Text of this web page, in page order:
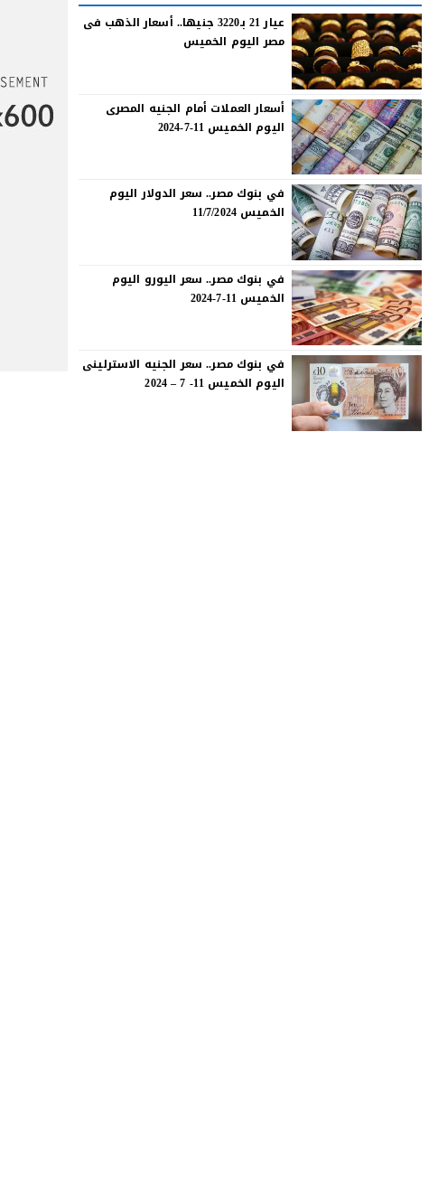
عيار 21 بـ3220 جنيها.. أسعار الذهب فى
مصر اليوم الخميس
أسعار العملات أمام الجنيه المصرى
اليوم الخميس 11-7-2024
في بنوك مصر.. سعر الدولار اليوم
الخميس 11/7/2024
في بنوك مصر.. سعر اليورو اليوم
الخميس 11-7-2024
في بنوك مصر.. سعر الجنيه الاسترلينى
اليوم الخميس 11- 7 – 2024